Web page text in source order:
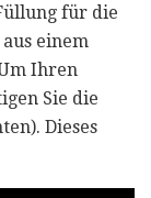
für die
einem
Ihren
Sie die
Dieses